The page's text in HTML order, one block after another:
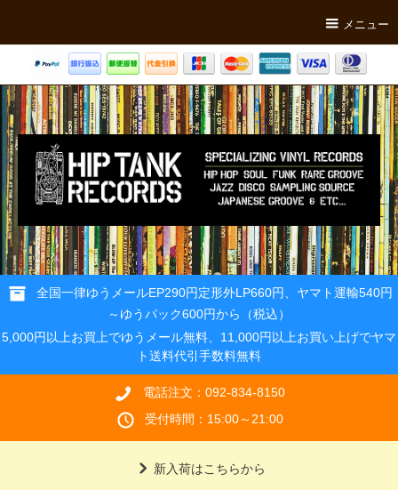
メニュー
全国一律ゆうメールEP290円定形外LP660円、ヤマト運輸540円
～ゆうパック600円から（税込）
5,000円以上お買上でゆうメール無料、11,000円以上お買い上げでヤマ
ト送料代引手数料無料
電話注文：092-834-8150
受付時間：15:00～21:00
新入荷はこちらから